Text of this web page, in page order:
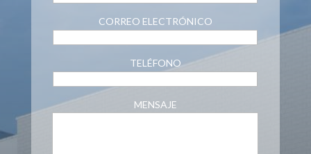
CORREO ELECTRÓNICO
TELÉFONO
MENSAJE